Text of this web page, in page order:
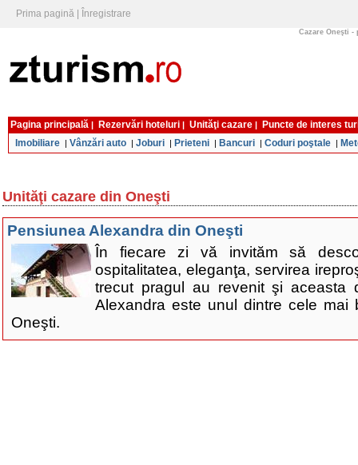
Prima pagină Înregistrare
Cazare Oneşti
Pagina principală | Rezervări hoteluri | Unităţi cazare |
Puncte de interes
Imobiliare | Vânzări auto | Joburi | Prieteni | Bancuri | Coduri poştale |
Unităţi cazare din Oneşti
Pensiunea Alexandra din Oneşti
În fiecare zi vă invităm să
ospitalitatea, eleganţa, servirea
trecut pragul au revenit şi aceasta
Alexandra este unul dintre cele mai
Oneşti.